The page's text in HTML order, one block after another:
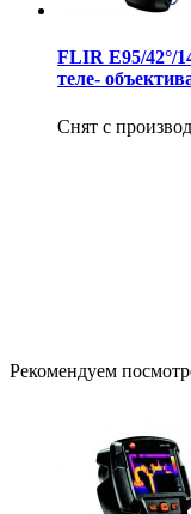
FLIR E95/42°/
теле-
Снят с
Рекомендуем